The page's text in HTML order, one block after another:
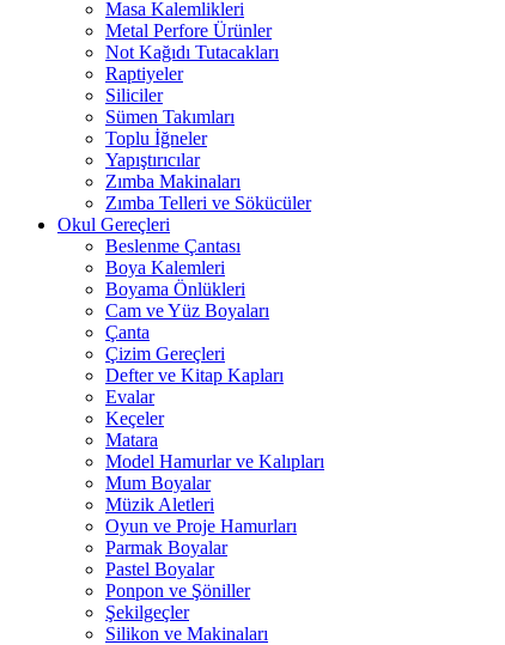
Masa Kalemlikleri
Metal Perfore Ürünler
Not Kağıdı Tutacakları
Raptiyeler
Siliciler
Sümen Takımları
Toplu İğneler
Yapıştırıcılar
Zımba Makinaları
Zımba Telleri ve Sökücüler
Okul Gereçleri
Beslenme Çantası
Boya Kalemleri
Boyama Önlükleri
Cam ve Yüz Boyaları
Çanta
Çizim Gereçleri
Defter ve Kitap Kapları
Evalar
Keçeler
Matara
Model Hamurlar ve Kalıpları
Mum Boyalar
Müzik Aletleri
Oyun ve Proje Hamurları
Parmak Boyalar
Pastel Boyalar
Ponpon ve Şöniller
Şekilgeçler
Silikon ve Makinaları